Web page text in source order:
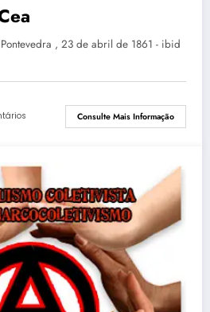
, 23 de abril de 1861 - ibid
Consulte Mais Informação